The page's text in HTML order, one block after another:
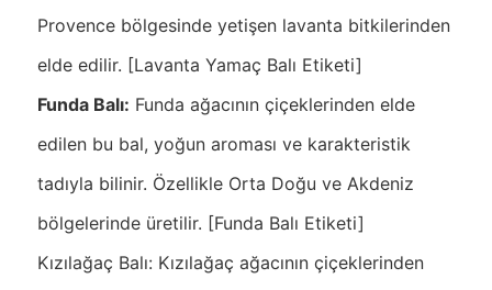
Provence bölgesinde yetişen lavanta bitkilerinden
elde edilir. [Lavanta Yamaç Balı Etiketi]
Funda Balı: Funda ağacının çiçeklerinden elde
edilen bu bal, yoğun aroması ve karakteristik
tadıyla bilinir. Özellikle Orta Doğu ve Akdeniz
bölgelerinde üretilir. [Funda Balı Etiketi]
Kızılağaç Balı: Kızılağaç ağacının çiçeklerinden